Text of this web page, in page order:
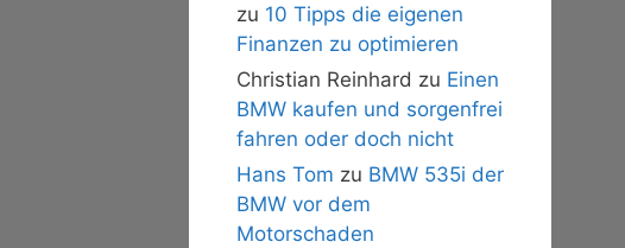
zu 10 Tipps die eigenen
Finanzen zu optimieren
Christian Reinhard zu Einen
BMW kaufen und sorgenfrei
fahren oder doch nicht
Hans Tom zu BMW 535i der
BMW vor dem
Motorschaden